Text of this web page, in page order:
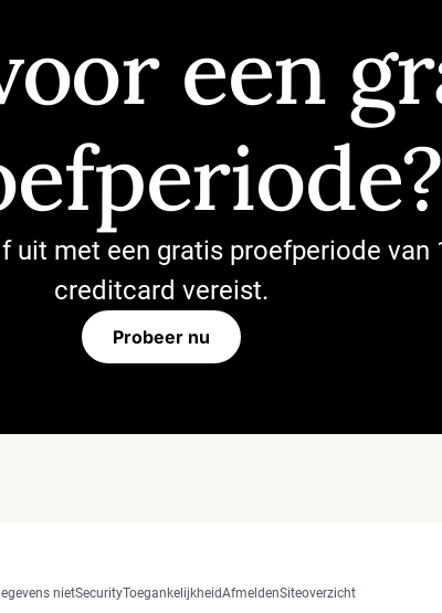
een
uit met een gratis proefperiode van
creditcard vereist.
Probeer nu
nietSecurityToegankelijkheidAfmeldenSiteoverzicht